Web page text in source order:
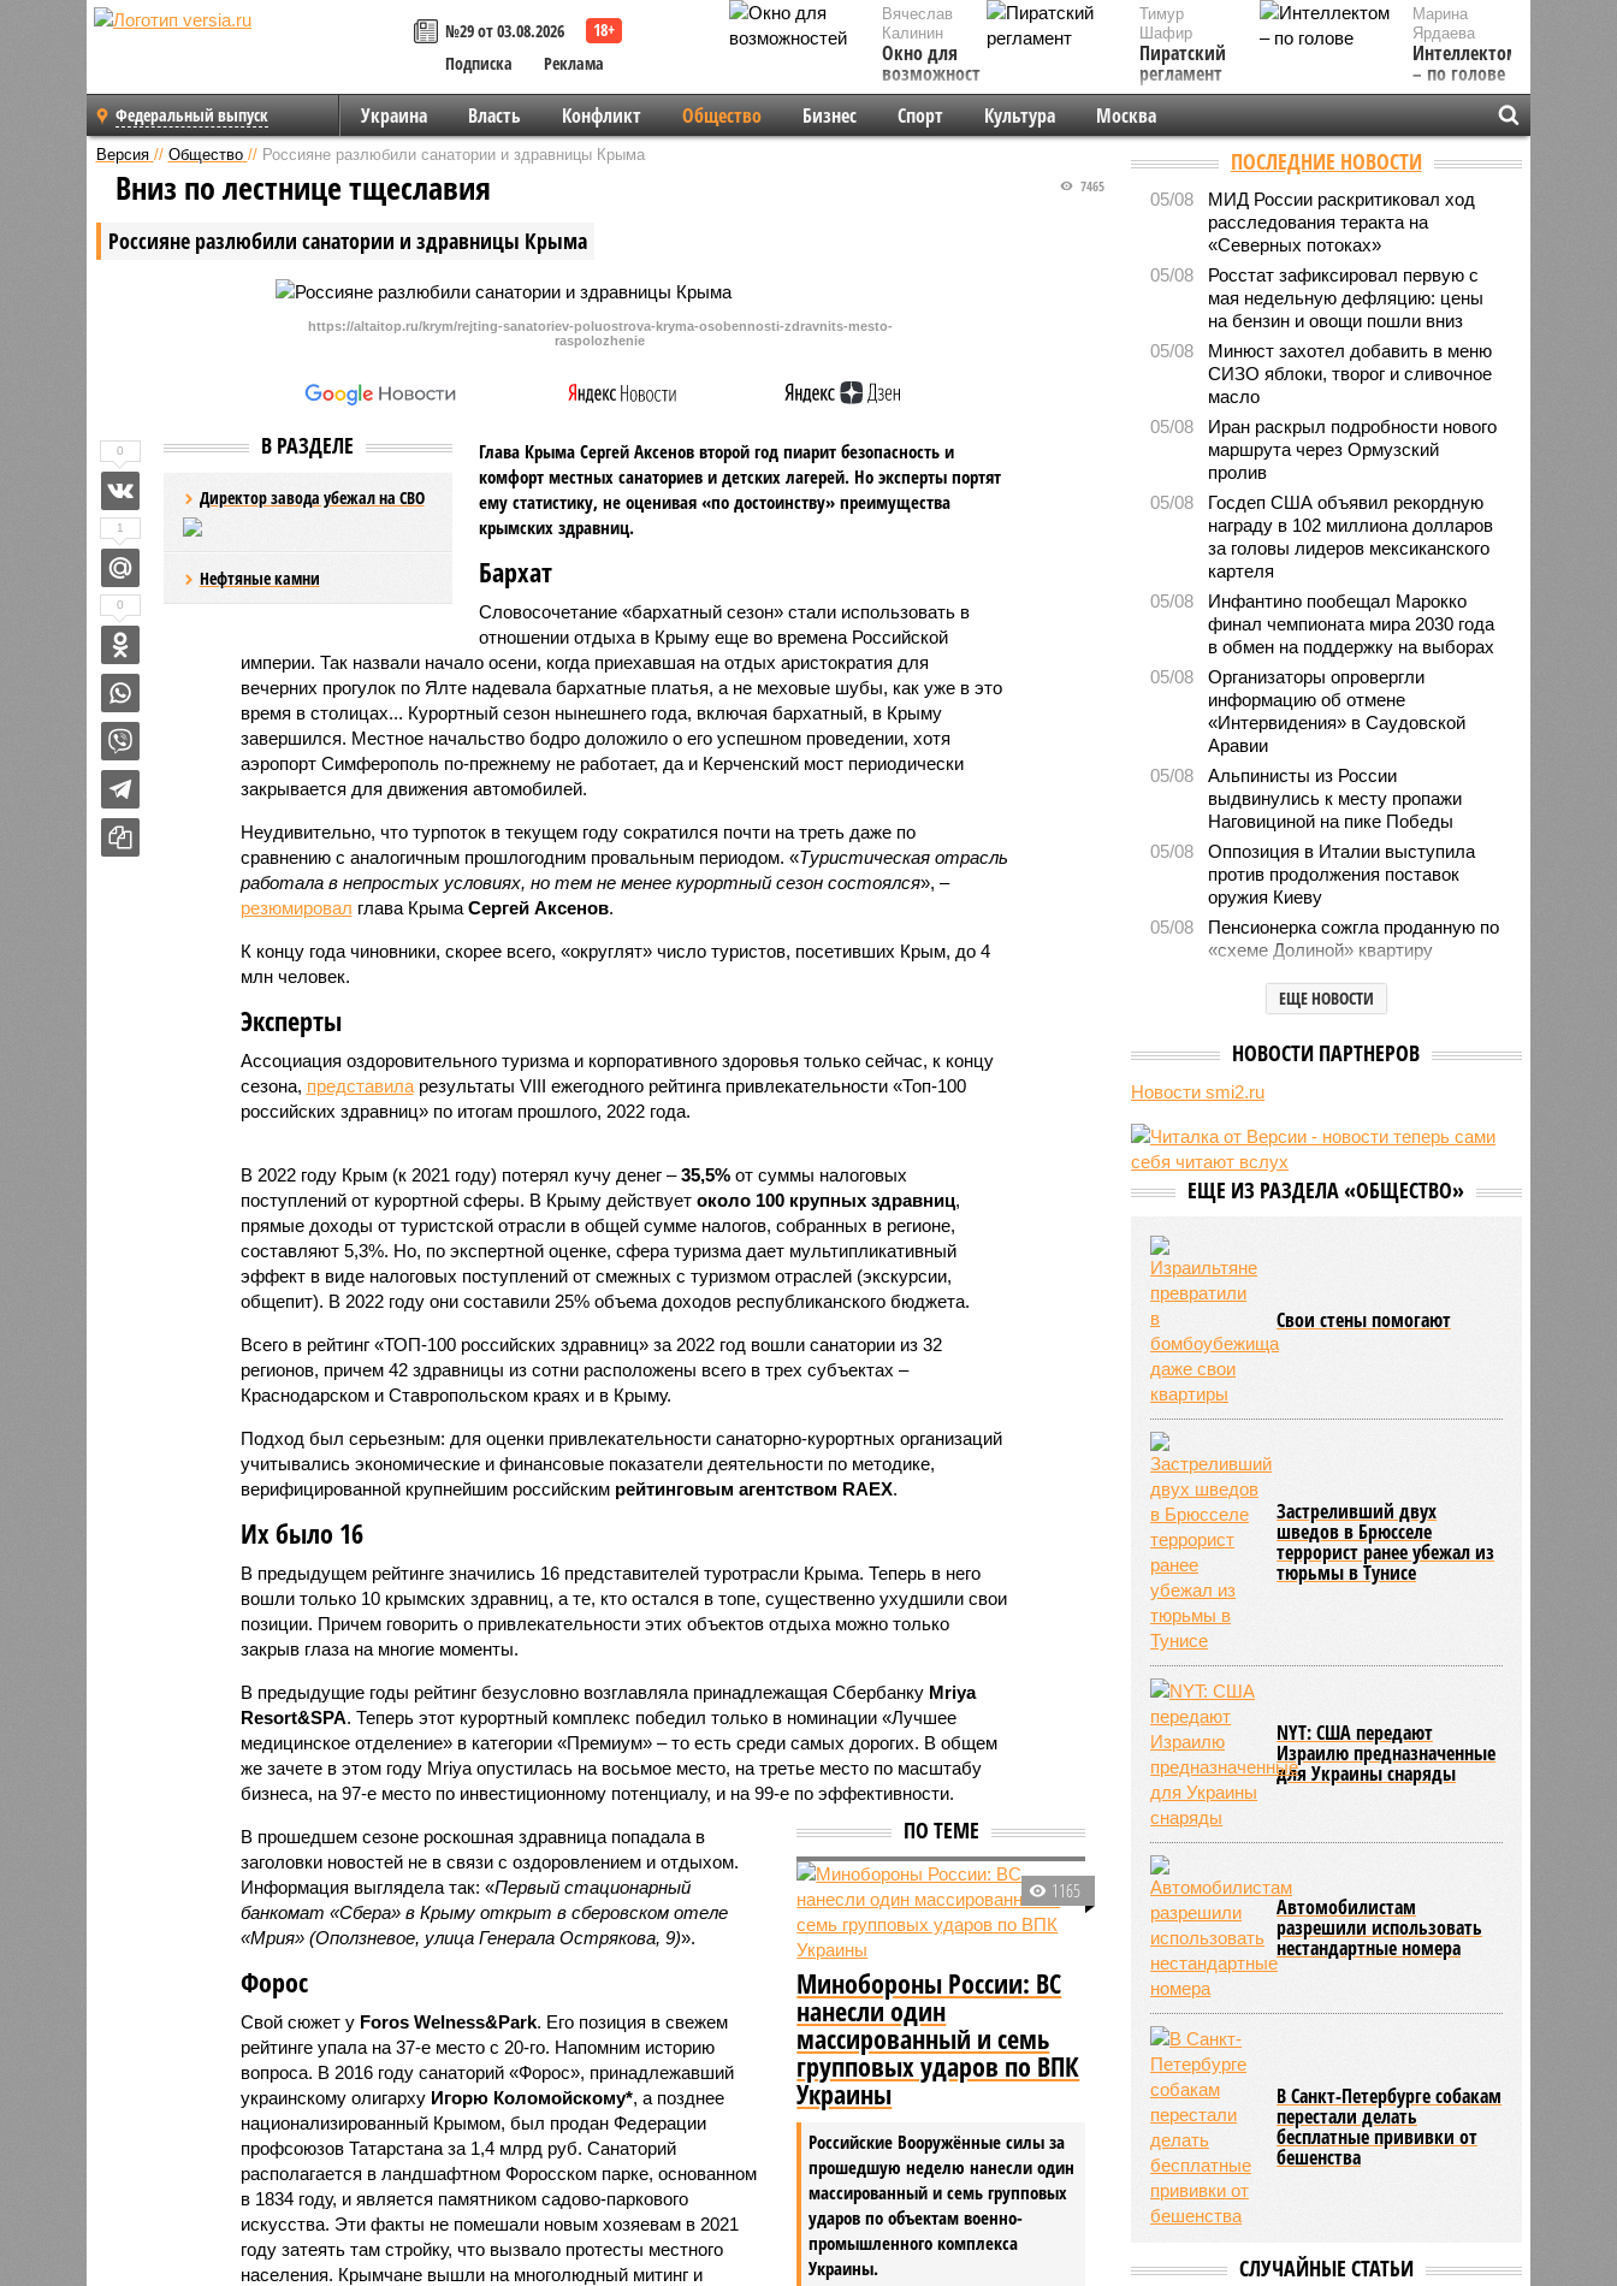
№29 от 03.08.2026
Подписка
Реклама
Вячеслав
Калинин
Окно для
возможностей
Марина
Ярдаева
Интеллектом
– по голове
Тимур
Шафир
Пиратский
регламент
Федеральный выпуск Украина Власть Конфликт Общество Бизнес Спорт Культура Москва
Версия // Общество // Россияне разлюбили санатории и здравницы Крыма
Россияне разлюбили санатории и здравницы Крыма
7465
Вниз по лестнице тщеславия
https://altaitop.ru/krym/rejting-sanatoriev-poluostrova-kryma-osobennosti-zdravnits-mesto-
raspolozhenie
В РАЗДЕЛЕ
Директор завода убежал на СВО
Нефтяные камни
Глава Крыма Сергей Аксенов второй год пиарит безопасность и
комфорт местных санаториев и детских лагерей. Но эксперты портят
ему статистику, не оценивая «по достоинству» преимущества
крымских здравниц.
Бархат
Словосочетание «бархатный сезон» стали использовать в
отношении отдыха в Крыму еще во времена Российской
империи. Так назвали начало осени, когда приехавшая на отдых аристократия для
вечерних прогулок по Ялте надевала бархатные платья, а не меховые шубы, как уже в это
время в столицах... Курортный сезон нынешнего года, включая бархатный, в Крыму
завершился. Местное начальство бодро доложило о его успешном проведении, хотя
аэропорт Симферополь по-прежнему не работает, да и Керченский мост периодически
закрывается для движения автомобилей.
Неудивительно, что турпоток в текущем году сократился почти на треть даже по
сравнению с аналогичным прошлогодним провальным периодом. «Туристическая отрасль
работала в непростых условиях, но тем не менее курортный сезон состоялся», –
резюмировал глава Крыма Сергей Аксенов.
К концу года чиновники, скорее всего, «округлят» число туристов, посетивших Крым, до 4
млн человек.
Эксперты
Ассоциация оздоровительного туризма и корпоративного здоровья только сейчас, к концу
сезона, представиларезультаты VIII ежегодного рейтинга привлекательности «Топ-100
российских здравниц» по итогам прошлого, 2022 года.
В 2022 году Крым (к 2021 году) потерял кучу денег –35,5%от суммы налоговых
поступлений от курортной сферы. В Крыму действует около 100 крупных здравниц,
прямые доходы от туристской отрасли в общей сумме налогов, собранных в регионе,
составляют 5,3%. Но, по экспертной оценке, сфера туризма дает мультипликативный
эффект в виде налоговых поступлений от смежных с туризмом отраслей (экскурсии,
общепит). В 2022 году они составили 25% объема доходов республиканского бюджета.
Всего в рейтинг «ТОП-100 российских здравниц» за 2022 год вошли санатории из 32
регионов, причем 42 здравницы из сотни расположены всего в трех субъектах –
Краснодарском и Ставропольском краях и в Крыму.
Подход был серьезным: для оценки привлекательности санаторно-курортных организаций
учитывались экономические и финансовые показатели деятельности по методике,
верифицированной крупнейшим российским рейтинговым агентством RAEX.
Их было 16
В предыдущем рейтинге значились 16 представителей туротрасли Крыма. Теперь в него
вошли только 10 крымских здравниц, а те, кто остался в топе, существенно ухудшили свои
позиции. Причем говорить о привлекательности этих объектов отдыха можно только
закрыв глаза на многие моменты.
В предыдущие годы рейтинг безусловно возглавляла принадлежащая Сбербанку Mriya
Resort&SPA. Теперь этот курортный комплекс победил только в номинации «Лучшее
медицинское отделение» в категории «Премиум» – то есть среди самых дорогих. В общем
же зачете в этом году Mriya опустилась на восьмое место, на третье место по масштабу
бизнеса, на 97-е место по инвестиционному потенциалу, и на 99-е по эффективности.
ПО ТЕМЕ
1165
Минобороны России: ВС
нанесли один
массированный и семь
групповых ударов по ВПК
Украины
Российские Вооружённые силы за
прошедшую неделю нанесли один
массированный и семь групповых
ударов по объектам военно-
промышленного комплекса
Украины.
В прошедшем сезоне роскошная здравница попадала в
заголовки новостей не в связи с оздоровлением и отдыхом.
Информация выглядела так: «Первый стационарный
банкомат «Сбера» в Крыму открыт в сберовском отеле
«Мрия» (Оползневое, улица Генерала Острякова, 9)».
Форос
Свой сюжет у Foros Welness&Park. Его позиция в свежем
рейтинге упала на 37-е место с 20-го. Напомним историю
вопроса. В 2016 году санаторий «Форос», принадлежавший
украинскому олигарху Игорю Коломойскому*, а позднее
национализированный Крымом, был продан Федерации
профсоюзов Татарстана за 1,4 млрд руб. Санаторий
располагается в ландшафтном Форосском парке, основанном
в 1834 году, и является памятником садово-паркового
искусства. Эти факты не помешали новым хозяевам в 2021
году затеять там стройку, что вызвало протесты местного
населения. Крымчане вышли на многолюдный митинг и
0
1
0
ПОСЛЕДНИЕ НОВОСТИ
05/08
МИД России раскритиковал ход
расследования теракта на
«Северных потоках»
05/08
Росстат зафиксировал первую с
мая недельную дефляцию: цены
на бензин и овощи пошли вниз
05/08
Минюст захотел добавить в меню
СИЗО яблоки, творог и сливочное
масло
05/08
Иран раскрыл подробности нового
маршрута через Ормузский
пролив
05/08
Госдеп США объявил рекордную
награду в 102 миллиона долларов
за головы лидеров мексиканского
картеля
05/08
Инфантино пообещал Марокко
финал чемпионата мира 2030 года
в обмен на поддержку на выборах
05/08
Организаторы опровергли
информацию об отмене
«Интервидения» в Саудовской
Аравии
05/08
Альпинисты из России
выдвинулись к месту пропажи
Наговициной на пике Победы
05/08
Оппозиция в Италии выступила
против продолжения поставок
оружия Киеву
05/08
Пенсионерка сожгла проданную по
«схеме Долиной» квартиру
Microsoft обвинила российских
хакеров в глобальной охоте за
отелях
Тюмени обнаружено превышение
05/08
ТЦК заработали 3 миллиарда
долларов на «мёртвых душах»
В Испании потребовали исключить
миграционного кризиса
05/08
Сотрудница полиции помогла
сыну обстрелять конкурирующую
банду
ЕЩЕ НОВОСТИ
НОВОСТИ ПАРТНЕРОВ
Новости smi2.ru
ЕЩЕ ИЗ РАЗДЕЛА «ОБЩЕСТВО»
Свои стены помогают
Застреливший двух
шведов в Брюсселе
террорист ранее убежал из
тюрьмы в Тунисе
NYT: США передают
Израилю предназначенные
для Украины снаряды
Автомобилистам
разрешили использовать
нестандартные номера
В Санкт-Петербурге собакам
перестали делать
бесплатные прививки от
бешенства
СЛУЧАЙНЫЕ СТАТЬИ